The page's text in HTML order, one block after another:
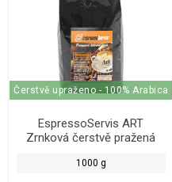
Čerstvě upraženo - 100% Arabica
EspressoServis ART
Zrnková čerstvě pražená
1000 g